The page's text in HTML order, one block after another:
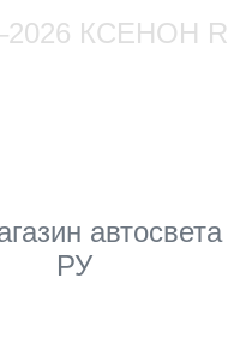
КСЕНОН
РУ